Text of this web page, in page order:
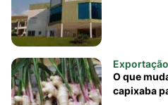
O que
capixaba